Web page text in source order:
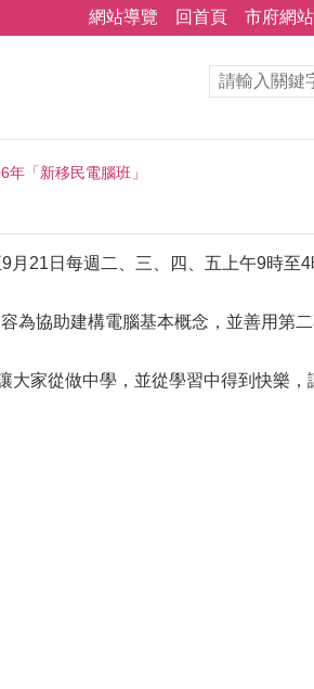
網站導覽 回首頁 市府網站
「新移民電腦班」
21日每週二、三、四、五上午9時至
為協助建構電腦基本概念，並善用第
家從做中學，並從學習中得到快樂